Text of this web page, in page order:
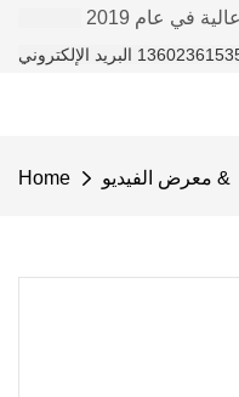
في عام 2019
Home معرض الفيديو &